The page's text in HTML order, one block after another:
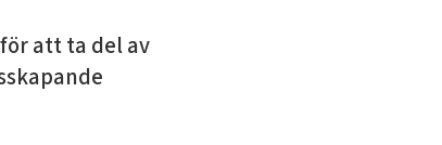
att ta del av